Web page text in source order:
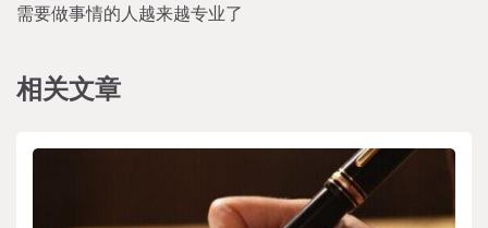
需要做事情的人越来越专业了
相关文章